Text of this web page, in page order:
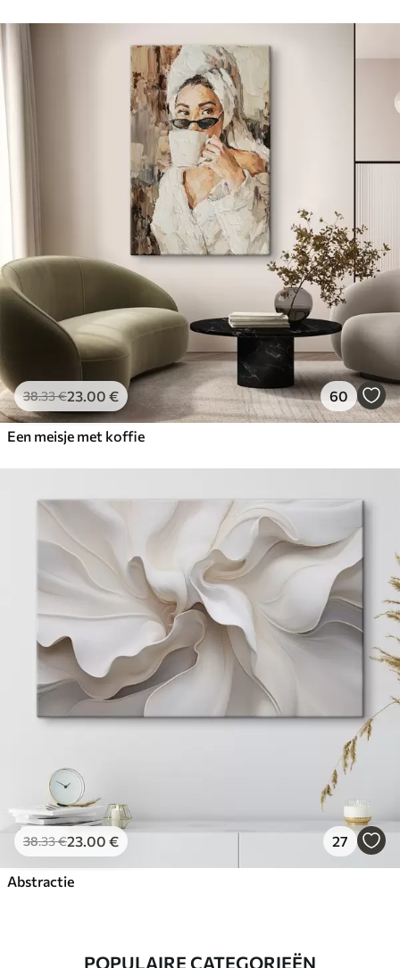
38.33€23.00 € 60
Een meisje met koffie
38.33€23.00 € 27
Abstractie
POPULAIRE CATEGORIEËN